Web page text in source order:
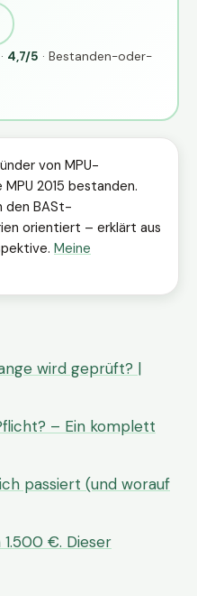
4,7/5 · Bestanden-oder-
von MPU-
2015 bestanden.
den BASt-
orientiert – erklärt aus
Meine
wird geprüft? |
– Ein komplett
passiert (und worauf
€. Dieser